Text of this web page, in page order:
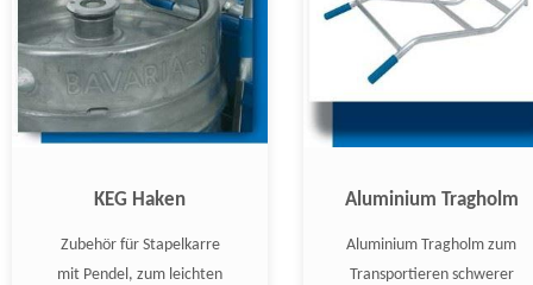
KEG Haken
Zubehör für Stapelkarre
mit Pendel, zum leichten
Aluminium Tragholm
Aluminium Tragholm zum
Transportieren schwerer